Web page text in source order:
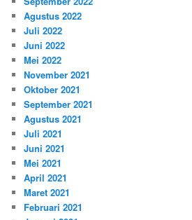
Agustus 2022
Juli 2022
Juni 2022
Mei 2022
November 2021
Oktober 2021
September 2021
Agustus 2021
Juli 2021
Juni 2021
Mei 2021
April 2021
Maret 2021
Februari 2021